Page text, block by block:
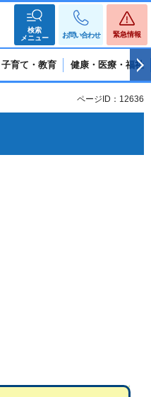
検索
メニュー
お問い合わせ 緊急情報
子育て・教育 健康・医療・福祉
ページID：12636